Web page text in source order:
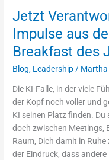
Jetzt
Impulse aus
Breakfast des
Blog, Leadership /
Die KI-Falle, in der viele
der Kopf noch voller und
KI seinen Platz finden.
doch zwischen Meetings,
Raum, Dich damit in
der Eindruck, dass andere
übernehmen!
Impulse
aus
dem
KI
Business
Breakfast
des
Jahres